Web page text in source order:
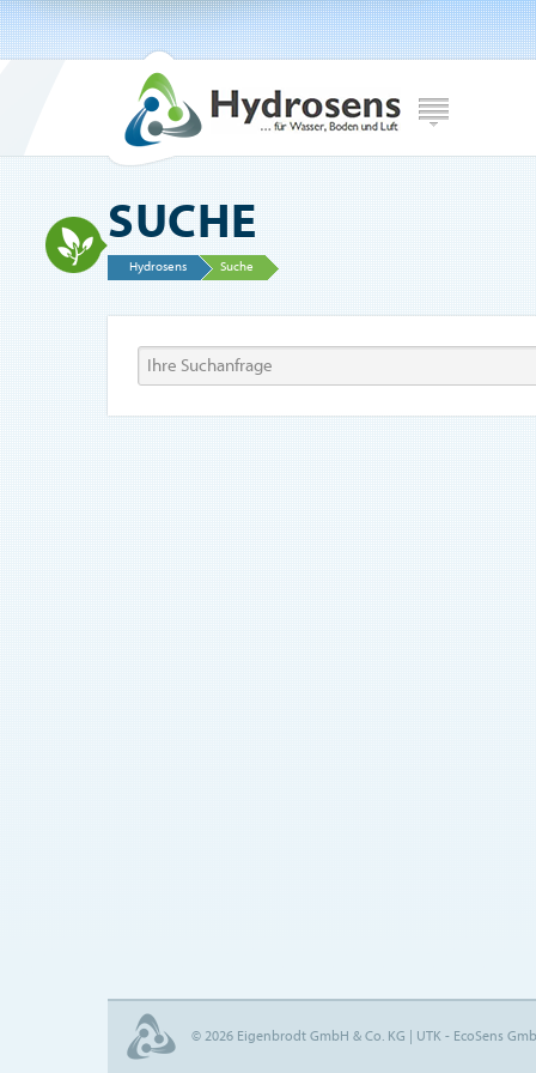
SUCHE
Hydrosens Suche
© 2026 Eigenbrodt GmbH & Co. KG | UTK - EcoSens